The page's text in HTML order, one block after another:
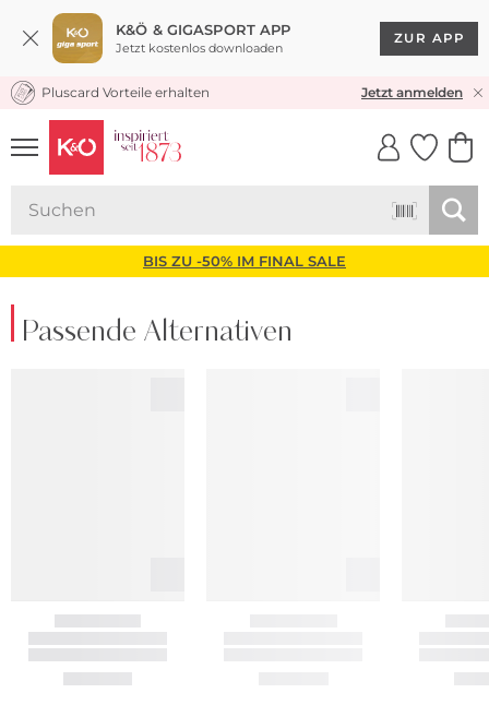
K&Ö & GIGASPORT APP
Jetzt kostenlos downloaden
ZUR APP
KOSTENLOSER VERSAND* & RÜCKVERSAND
Pluscard Vorteile erhalten Jetzt anmelden
UNSERE APP
CLICK &
BIS ZU -50% IM FINAL SALE
Passende Alternativen